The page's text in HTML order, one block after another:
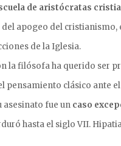
de aristócratas
apogeo del cristianismo,
de la Iglesia.
la filósofa ha querido ser
pensamiento clásico ante
asesinato fue un caso
hasta el siglo VII.